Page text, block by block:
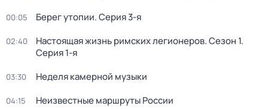
00:05 Берег утопии. Серия 3-я
02:40 Настоящая жизнь римских легионеров. Сезон 1.
Серия 1-я
03:30 Неделя камерной музыки
04:15 Неизвестные маршруты России